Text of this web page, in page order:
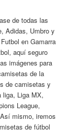
de todas las
Adidas, Umbro y
en Gamarra
aquí seguro
imágenes para
de la
de camisetas y
liga, Liga MX,
League,
mismo, iremos
de fútbol